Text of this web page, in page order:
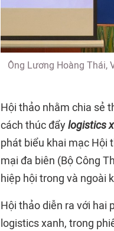
Ông Lương Hoàng Thái,
Hội thảo nhằm chia sẻ
cách thúc đẩylogistics
phát biểu khai mạc Hội
mại đa biên (Bộ Công
hiệp hội trong và ngoài
Hội thảo diễn ra với hai
logistics xanh, trong